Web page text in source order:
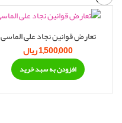
تعارض قوانین نجاد علی الماسی
1,500,000ریال
افزودن به سبد خرید